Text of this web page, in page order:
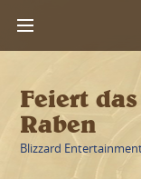
Feiert
Raben
Blizzard